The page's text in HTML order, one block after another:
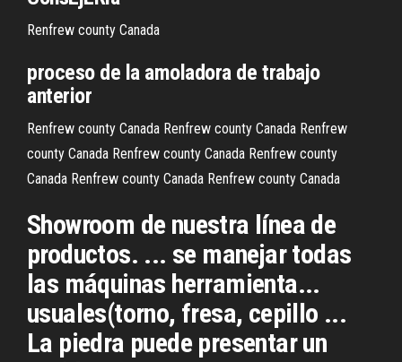
Renfrew county Canada
proceso de la amoladora de trabajo
anterior
Renfrew county Canada Renfrew county Canada Renfrew
county Canada Renfrew county Canada Renfrew county
Canada Renfrew county Canada Renfrew county Canada
Showroom de nuestra línea de
productos. ... se manejar todas
las máquinas herramienta...
usuales(torno, fresa, cepillo ...
La piedra puede presentar un